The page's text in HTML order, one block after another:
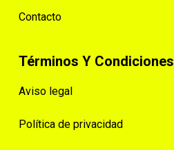
Contacto
Términos Y Condiciones
Aviso legal
Política de privacidad